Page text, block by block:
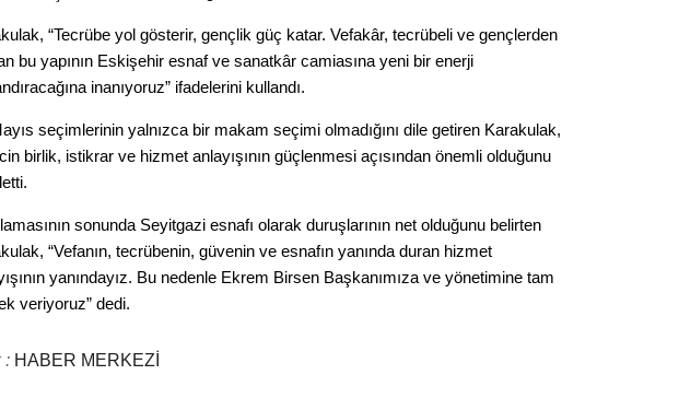
“Tecrübe yol gösterir, gençlik güç katar. Vefakâr, tecrübeli ve gençlerden
bu yapının Eskişehir esnaf ve sanatkâr camiasına yeni bir enerji
inanıyoruz” ifadelerini kullandı.
seçimlerinin yalnızca bir makam seçimi olmadığını dile getiren Karakulak,
birlik, istikrar ve hizmet anlayışının güçlenmesi açısından önemli olduğunu
sonunda Seyitgazi esnafı olarak duruşlarının net olduğunu belirten
“Vefanın, tecrübenin, güvenin ve esnafın yanında duran hizmet
yanındayız. Bu nedenle Ekrem Birsen Başkanımıza ve yönetimine tam
veriyoruz” dedi.
: HABER MERKEZİ